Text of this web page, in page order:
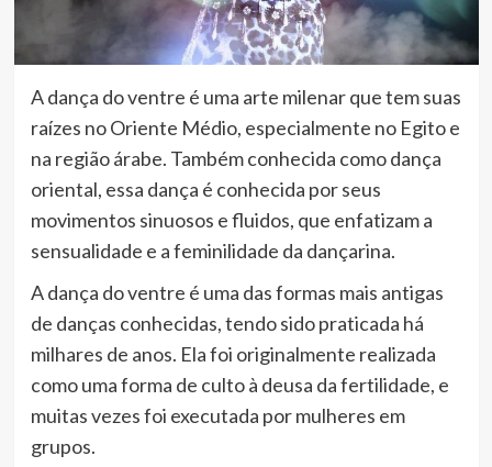
A dança do ventre é uma arte milenar que tem suas
raízes no Oriente Médio, especialmente no Egito e
na região árabe. Também conhecida como dança
oriental, essa dança é conhecida por seus
movimentos sinuosos e fluidos, que enfatizam a
sensualidade e a feminilidade da dançarina.
A dança do ventre é uma das formas mais antigas
de danças conhecidas, tendo sido praticada há
milhares de anos. Ela foi originalmente realizada
como uma forma de culto à deusa da fertilidade, e
muitas vezes foi executada por mulheres em
grupos.